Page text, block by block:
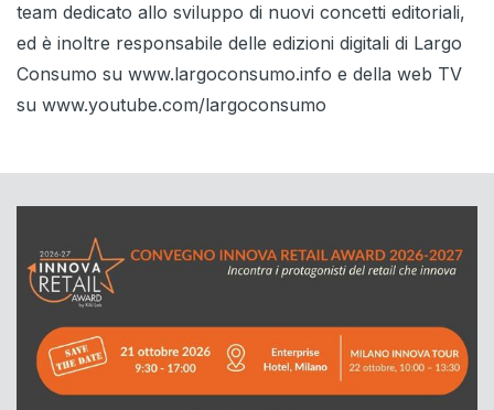
team dedicato allo sviluppo di nuovi concetti editoriali,
ed è inoltre responsabile delle edizioni digitali di Largo
Consumo su www.largoconsumo.info e della web TV
su www.youtube.com/largoconsumo